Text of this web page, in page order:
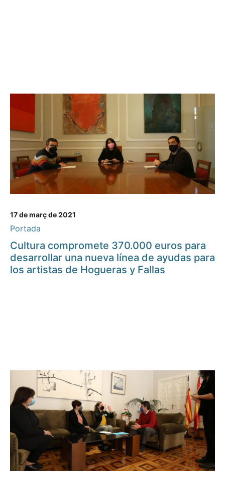
17 de març de 2021
Portada
Cultura compromete 370.000 euros para
desarrollar una nueva línea de ayudas para
los artistas de Hogueras y Fallas